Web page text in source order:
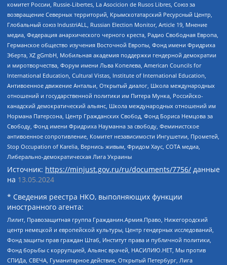
комитет России, Russie-Libertes, La Asocicion de Rusos Libres, Союз за
возвращение Северных территорий, Крымскотатарский Ресурсный Центр,
Глобальный союз IndustriALL, Russian Election Monitor, Article 19, Мнение
медиа, Федерация анархического черного креста, Радио Свободная Европа,
Германское общество изучения Восточной Европы, Фонд имени Фридриха
Эберта, XZ gGmbH, Мобильная академия поддержки гендерной демократии
и миротворчества, Форум имени Льва Копелева, American Councils for
International Education, Cultural Vistas, Institute of International Education,
Антивоенное движение Антальи, Открытый диалог, Школа международных
отношений и государственной политики им Питера Мунка, Российско-
канадский демократический альянс, Школа международных отношений им
Нормана Патерсона, Центр Гражданских Свобод, Фонд Бориса Немцова за
Свободу, Фонд имени Фридриха Науманна за свободу, Феминистское
антивоенное сопротивление, Комитет независимости Ингушетии, Прометей,
Stop Occupation of Karelia, Вернись живым, Фридом Хаус, СОТА медиа,
Либерально-демократическая Лига Украины
Источник: https://minjust.gov.ru/ru/documents/7756/ данные
на 13.05.2024
* Сведения реестра НКО, выполняющих функции
иностранного агента:
Лилит, Правозащитная группа Гражданин.Армия.Право, Нижегородский
центр немецкой и европейской культуры, Центр гендерных исследований,
Фонд защиты прав граждан Штаб, Институт права и публичной политики,
Фонд борьбы с коррупцией, Альянс врачей, НАСИЛИЮ.НЕТ, Мы против
СПИДа, СВЕЧА, Гуманитарное действие, Открытый Петербург, Лига